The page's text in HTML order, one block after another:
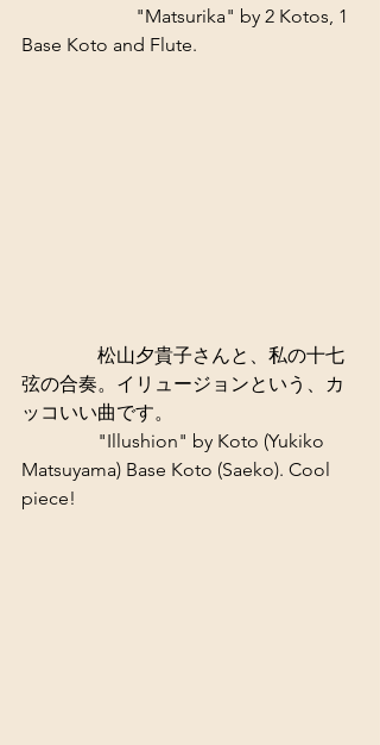
Base Koto and Flute.
松山夕貴子さんと、私の十七
弦の合奏。イリュージョンという、カ
ッコいい曲です。
"Illushion" by Koto (Yukiko
Matsuyama) Base Koto (Saeko). Cool
piece!